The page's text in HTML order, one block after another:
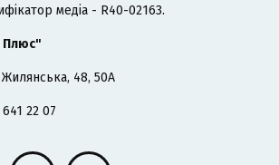
медіа - R40-02163.
Плюс"
48, 50А
22 07